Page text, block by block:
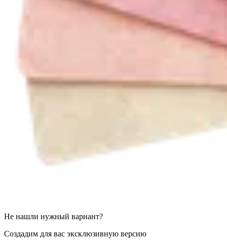
Не нашли нужный вариант?
Создадим для вас эксклюзивную версию